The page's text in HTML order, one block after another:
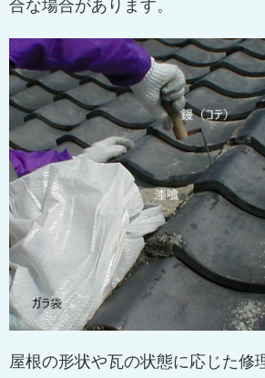
合な場合があります。
屋根の形状や瓦の状態に応じた修